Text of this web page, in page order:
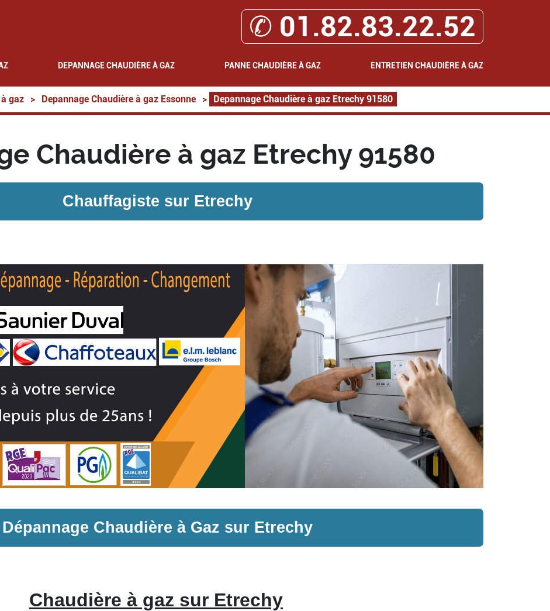
✆ 01.82.83.22.52
DEPANNAGE CHAUDIÈRE À GAZ PANNE CHAUDIÈRE À GAZ ENTRETIEN CHAUDIÈRE À GAZ
gaz > Depannage Chaudière à gaz Essonne > Depannage Chaudière à gaz Etrechy 91580
Chaudière à gaz Etrechy 91580
Chauffagiste sur Etrechy
Dépannage Chaudière à Gaz sur Etrechy
Chaudière à gaz sur Etrechy